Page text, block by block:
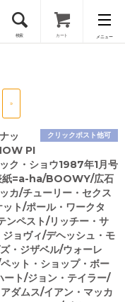
検索 カート メニュー
»
クリックポスト他可
ッ
PI
・ショウ1987年1月号
紙=a-ha/BOOWY/広石
カ/チューリー・セクス
ト/ポール・ワークタ
ンペスト/リッチー・サ
ョヴィ/デヘッシュ・モ
・ジザベル/ウォーレ
ット・ショップ・ボー
ト/ジョン・テイラー/
ダムス/イアン・マッカ